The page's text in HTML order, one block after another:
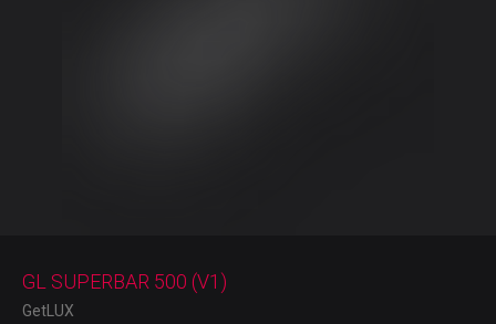
GL SUPERBAR 500 (V1)
GetLUX